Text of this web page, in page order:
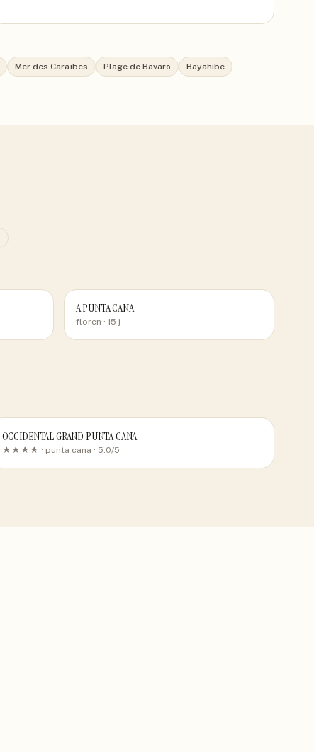
Mer des Caraïbes Plage de Bavaro
Bayahibe
A PUNTA CANA
floren · 15 j
OCCIDENTAL GRAND PUNTA CANA
★★★★ · punta cana · 5.0/5